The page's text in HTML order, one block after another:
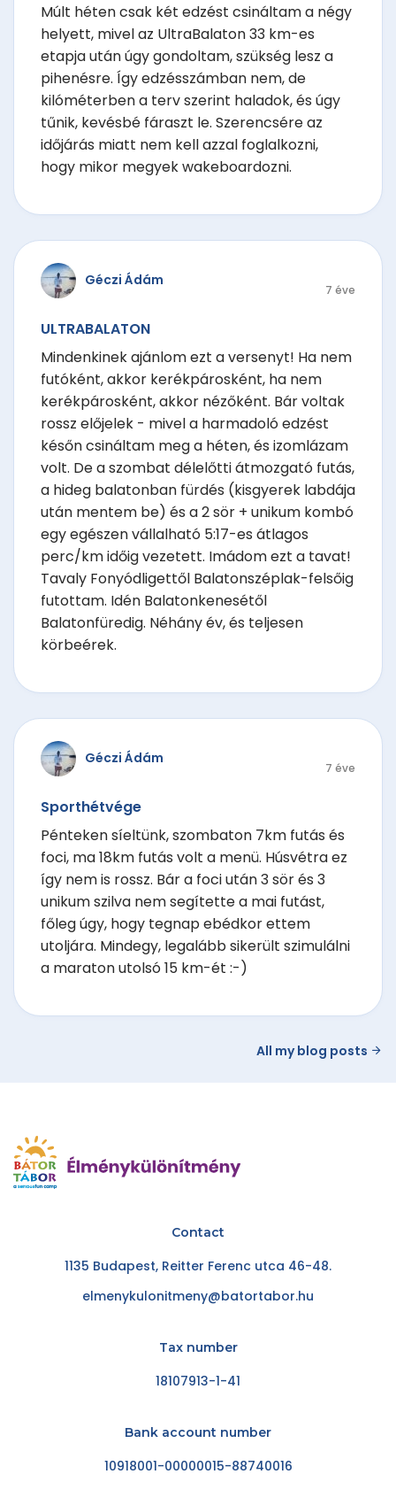
Múlt héten csak két edzést csináltam a négy
helyett, mivel az UltraBalaton 33 km-es
etapja után úgy gondoltam, szükség lesz a
pihenésre. Így edzésszámban nem, de
kilóméterben a terv szerint haladok, és úgy
tűnik, kevésbé fáraszt le. Szerencsére az
időjárás miatt nem kell azzal foglalkozni,
hogy mikor megyek wakeboardozni.
Géczi Ádám
7 éve
ULTRABALATON
Mindenkinek ajánlom ezt a versenyt! Ha nem
futóként, akkor kerékpárosként, ha nem
kerékpárosként, akkor nézőként. Bár voltak
rossz előjelek - mivel a harmadoló edzést
későn csináltam meg a héten, és izomlázam
volt. De a szombat délelőtti átmozgató futás,
a hideg balatonban fürdés (kisgyerek labdája
után mentem be) és a 2 sör + unikum kombó
egy egészen vállalható 5:17-es átlagos
perc/km időig vezetett. Imádom ezt a tavat!
Tavaly Fonyódligettől Balatonszéplak-felsőig
futottam. Idén Balatonkenesétől
Balatonfüredig. Néhány év, és teljesen
körbeérek.
Géczi Ádám
7 éve
Sporthétvége
Pénteken síeltünk, szombaton 7km futás és
foci, ma 18km futás volt a menü. Húsvétra ez
így nem is rossz. Bár a foci után 3 sör és 3
unikum szilva nem segítette a mai futást,
főleg úgy, hogy tegnap ebédkor ettem
utoljára. Mindegy, legalább sikerült szimulálni
a maraton utolsó 15 km-ét :-)
All my blog posts
Contact
1135 Budapest, Reitter Ferenc utca 46-48.
elmenykulonitmeny@batortabor.hu
Tax number
18107913-1-41
Bank account number
10918001-00000015-88740016